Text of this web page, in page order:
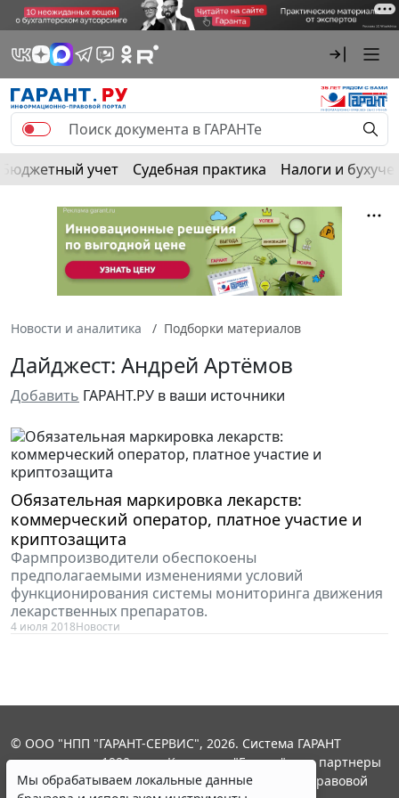
Бюджетный учет Судебная практика Налоги и
Новости и аналитика Подборки материалов
Дайджест: Андрей Артёмов
Добавить ГАРАНТ.РУ в ваши источники
Обязательная маркировка лекарств:
коммерческий оператор, платное участие и
криптозащита
Фармпроизводители обеспокоены
предполагаемыми изменениями условий
функционирования системы мониторинга движения
лекарственных препаратов.
4 июля 2018Новости
Мы обрабатываем локальные данные
© ООО "НПП "ГАРАНТ-СЕРВИС", 2026. Система ГАРАНТ
выпускается с 1990 года. Компания "Гарант" и ее партнеры
являются участниками Российской ассоциации правовой